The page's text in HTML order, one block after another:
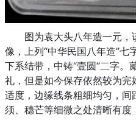
图为袁大头八年造一元，
像，上列“中华民国八年造”七
下系结带，中铸“壹圆”二字
礼，但是如今保存依然较为
适度，边缘线条粗细均匀，
须、穗芒等细微之处清晰有度